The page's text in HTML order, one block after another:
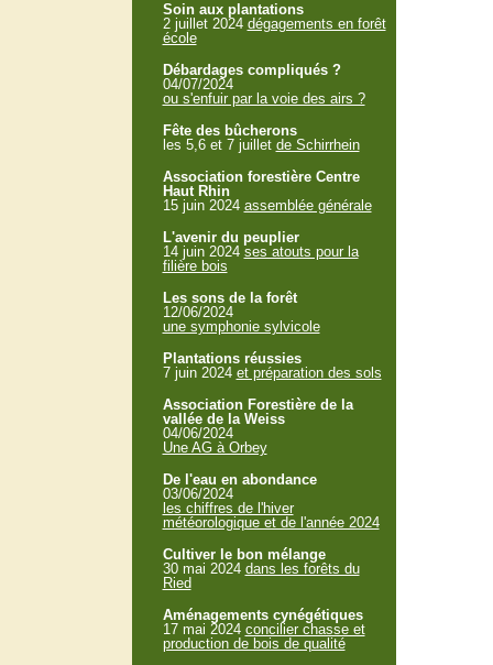
Soin aux plantations
2 juillet 2024 dégagements en forêt
école
Débardages compliqués ?
04/07/2024
ou s'enfuir par la voie des airs ?
Fête des bûcherons
les 5,6 et 7 juillet de Schirrhein
Association forestière Centre
Haut Rhin
15 juin 2024 assemblée générale
L'avenir du peuplier
14 juin 2024 ses atouts pour la
filière bois
Les sons de la forêt
12/06/2024
une symphonie sylvicole
Plantations réussies
7 juin 2024 et préparation des sols
Association Forestière de la
vallée de la Weiss
04/06/2024
Une AG à Orbey
De l'eau en abondance
03/06/2024
les chiffres de l'hiver
météorologique et de l'année 2024
Cultiver le bon mélange
30 mai 2024 dans les forêts du
Ried
Aménagements cynégétiques
17 mai 2024 concilier chasse et
production de bois de qualité